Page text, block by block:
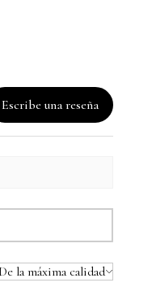
Escribe una reseña